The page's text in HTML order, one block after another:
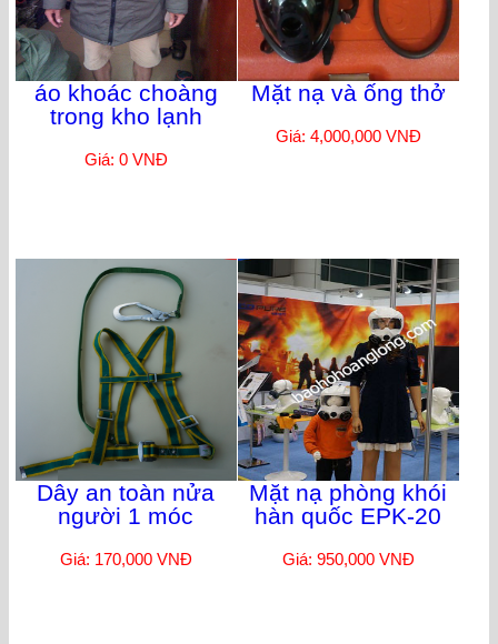
áo khoác choàng
trong kho lạnh
Giá: 0 VNĐ
Mặt nạ và ống thở
Giá: 4,000,000 VNĐ
Dây an toàn nửa
người 1 móc
Giá: 170,000 VNĐ
Mặt nạ phòng khói
hàn quốc EPK-20
Giá: 950,000 VNĐ